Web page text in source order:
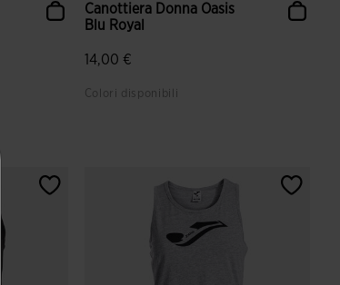
Canottiera Donna Oasis
Blu Royal
14,00 €
Colori disponibili